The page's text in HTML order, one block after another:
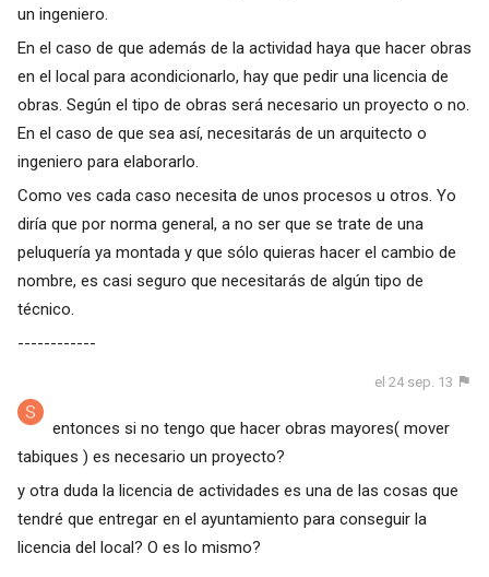
un ingeniero.
En el caso de que además de la actividad haya que hacer obras
en el local para acondicionarlo, hay que pedir una licencia de
obras. Según el tipo de obras será necesario un proyecto o no.
En el caso de que sea así, necesitarás de un arquitecto o
ingeniero para elaborarlo.
Como ves cada caso necesita de unos procesos u otros. Yo
diría que por norma general, a no ser que se trate de una
peluquería ya montada y que sólo quieras hacer el cambio de
nombre, es casi seguro que necesitarás de algún tipo de
técnico.
------------
el 24 sep. 13
entonces si no tengo que hacer obras mayores( mover
tabiques ) es necesario un proyecto?
y otra duda la licencia de actividades es una de las cosas que
tendré que entregar en el ayuntamiento para conseguir la
licencia del local? O es lo mismo?